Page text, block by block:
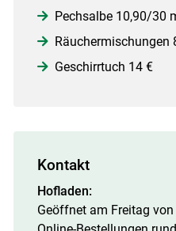
Pechsalbe 10,90/30
Räuchermischungen
Geschirrtuch 14 €
Kontakt
Hofladen:
Geöffnet am Freitag